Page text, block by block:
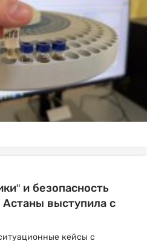
и безопасность
Астаны выступила с
кейсы с